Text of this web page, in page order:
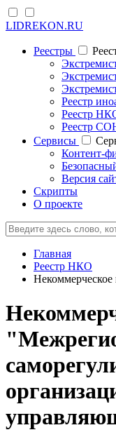
LIDREKON.RU
Реестры
Реестр
Реестр
Реестр
Cервисы
Контент-
Версия
Скрипты
О проекте
Главная
Реестр НКО